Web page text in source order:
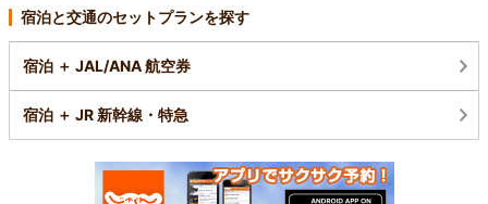
宿泊と交通のセットプランを探す
宿泊 ＋ JAL/ANA 航空券
宿泊 ＋ JR 新幹線・特急